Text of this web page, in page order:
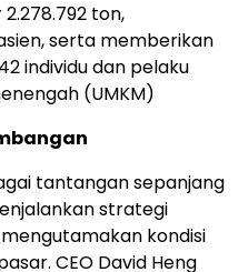
ton,
serta memberikan
individu dan pelaku
(UMKM)
tantangan sepanjang
strategi
kondisi
CEO David Heng